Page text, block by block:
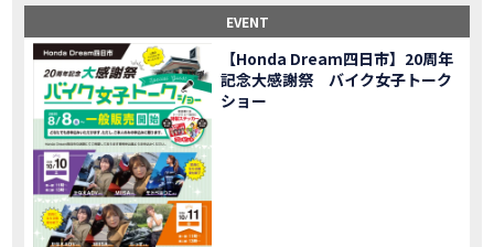
NEW BIKE PROJECT BIG1 Final Edition CB 1300在庫車あります！
MOVIE 【バイク女子】急遽、愛車とお別れ…ついにあのバイクに乗れた
MOVIE 【バイク女子】オイル交換だけのつもりが、まさかのアレを交換することに！？
EVENT 【Honda Dream 鈴鹿２０周年記念大感謝祭】 多くの方のご来店ありがとうございました！
MOVIE 【CB650R E-Clutch】X-ADVでDCTに5年乗った私が素直にレビュー｜Honda X-ADV
MOVIE 【カブでアクセル全開】女性ライダーで耐久レース参戦！レースだけじゃないサーキットの楽しみ方|Honda supercub
MOVIE 【新型X-ADV】最初のカスタムはこれ！ガラスコーティングもしちゃいました|Honda X-ADV
MOVIE 【納車】新型X-ADV初走行！3台乗り継いだ私の素直な感想｜DCT クルーズコントロール
MOVIE 三重県下 Honda Dream4店舗にて新春キャンペーンを開催
EVENT
【Honda Dream四日市】20周年
記念大感謝祭 バイク女子トーク
ショー